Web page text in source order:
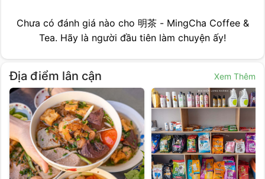
Chưa có đánh giá nào cho 明茶 - MingCha Coffee &
Tea. Hãy là người đầu tiên làm chuyện ấy!
Địa điểm lân cận Xem Thêm